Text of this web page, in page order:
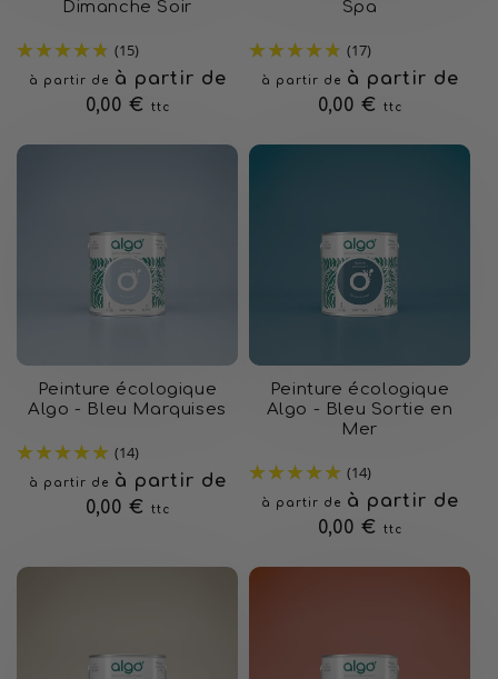
Dimanche Soir
(15)
Prix
habituel
à partir de
à partir de
0,00 €
ttc
Spa
(17)
Prix
habituel
à partir de
à partir de
0,00 €
ttc
Peinture écologique
Algo - Bleu Marquises
(14)
Prix
habituel
à partir de
à partir de
0,00 €
ttc
Peinture écologique
Algo - Bleu Sortie en
Mer
(14)
Prix
habituel
à partir de
à partir de
0,00 €
ttc